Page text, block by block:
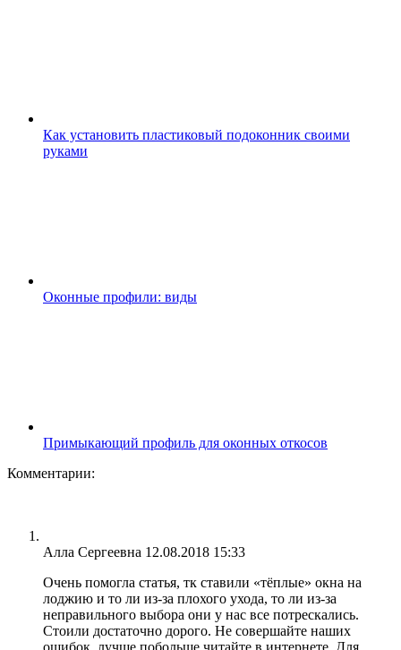
Как установить пластиковый подоконник своими
руками
Оконные профили: виды
Примыкающий профиль для оконных откосов
Комментарии:
Алла Сергеевна 12.08.2018 15:33
Очень помогла статья, тк ставили «тёплые» окна на
лоджию и то ли из-за плохого ухода, то ли из-за
неправильного выбора они у нас все потрескались.
Стоили достаточно дорого. Не совершайте наших